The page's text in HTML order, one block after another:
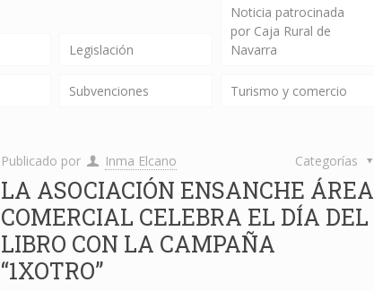
Legislación
Noticia patrocinada
por Caja Rural de
Navarra
Subvenciones Turismo y comercio
Publicado por Inma Elcano Categorías
LA ASOCIACIÓN ENSANCHE ÁREA
COMERCIAL CELEBRA EL DÍA DEL
LIBRO CON LA CAMPAÑA
“1XOTRO”